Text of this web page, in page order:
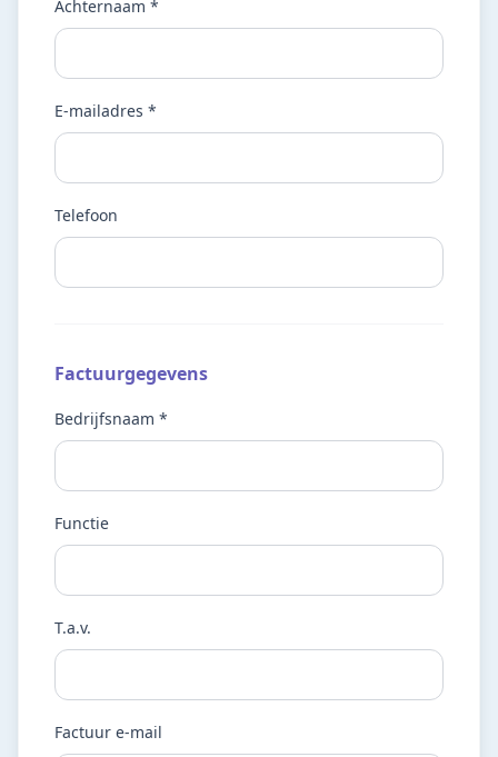
Achternaam *
E-mailadres *
Telefoon
Factuurgegevens
Bedrijfsnaam *
Functie
T.a.v.
Factuur e-mail